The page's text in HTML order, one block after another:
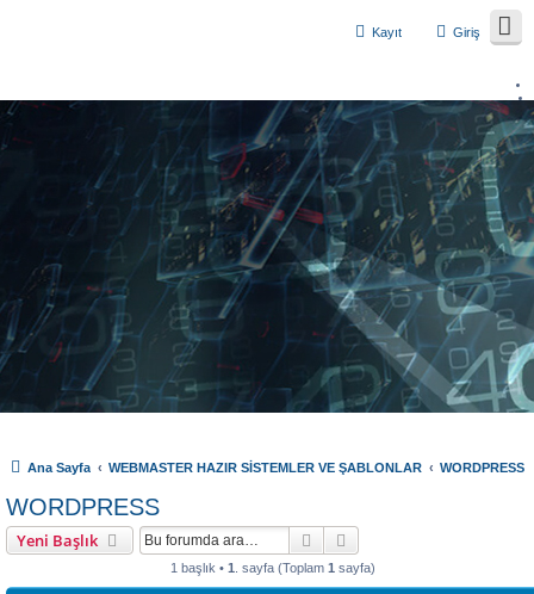
Giriş
Kayıt
Ana Sayfa WEBMASTER HAZIR SİSTEMLER VE ŞABLONLAR WORDPRESS
WORDPRESS
Yeni Başlık Ara
1 başlık • 1 . sayfa (Toplam 1 sayfa)